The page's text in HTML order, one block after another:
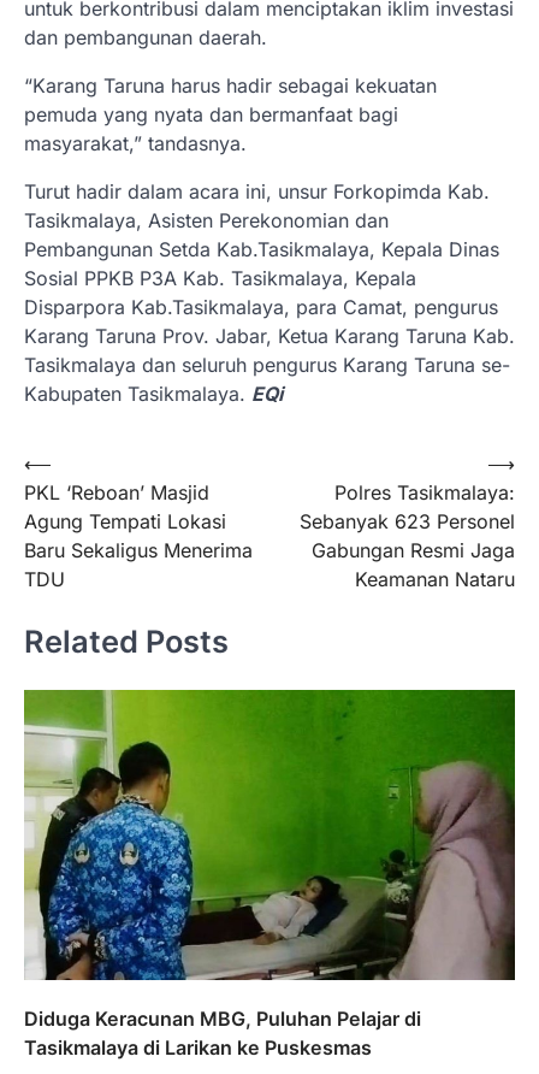
untuk berkontribusi dalam menciptakan iklim investasi
dan pembangunan daerah.
“Karang Taruna harus hadir sebagai kekuatan
pemuda yang nyata dan bermanfaat bagi
masyarakat,” tandasnya.
Turut hadir dalam acara ini, unsur Forkopimda Kab.
Tasikmalaya, Asisten Perekonomian dan
Pembangunan Setda Kab.Tasikmalaya, Kepala Dinas
Sosial PPKB P3A Kab. Tasikmalaya, Kepala
Disparpora Kab.Tasikmalaya, para Camat, pengurus
Karang Taruna Prov. Jabar, Ketua Karang Taruna Kab.
Tasikmalaya dan seluruh pengurus Karang Taruna se-
Kabupaten Tasikmalaya. EQi
Navigasi
pos
⟵
PKL ‘Reboan’ Masjid
Agung Tempati Lokasi
Baru Sekaligus Menerima
TDU
Polres Tasikmalaya:
Sebanyak 623 Personel
Gabungan Resmi Jaga
Keamanan Nataru
⟶
Related Posts
Diduga Keracunan MBG, Puluhan Pelajar di
Tasikmalaya di Larikan ke Puskesmas